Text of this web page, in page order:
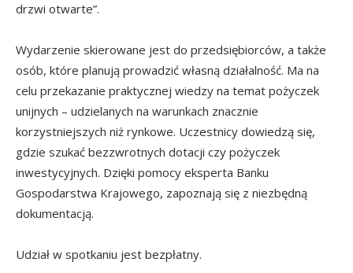
drzwi otwarte”.
Wydarzenie skierowane jest do przedsiębiorców, a także
osób, które planują prowadzić własną działalność. Ma na
celu przekazanie praktycznej wiedzy na temat pożyczek
unijnych – udzielanych na warunkach znacznie
korzystniejszych niż rynkowe. Uczestnicy dowiedzą się,
gdzie szukać bezzwrotnych dotacji czy pożyczek
inwestycyjnych. Dzięki pomocy eksperta Banku
Gospodarstwa Krajowego, zapoznają się z niezbędną
dokumentacją.
Udział w spotkaniu jest bezpłatny.